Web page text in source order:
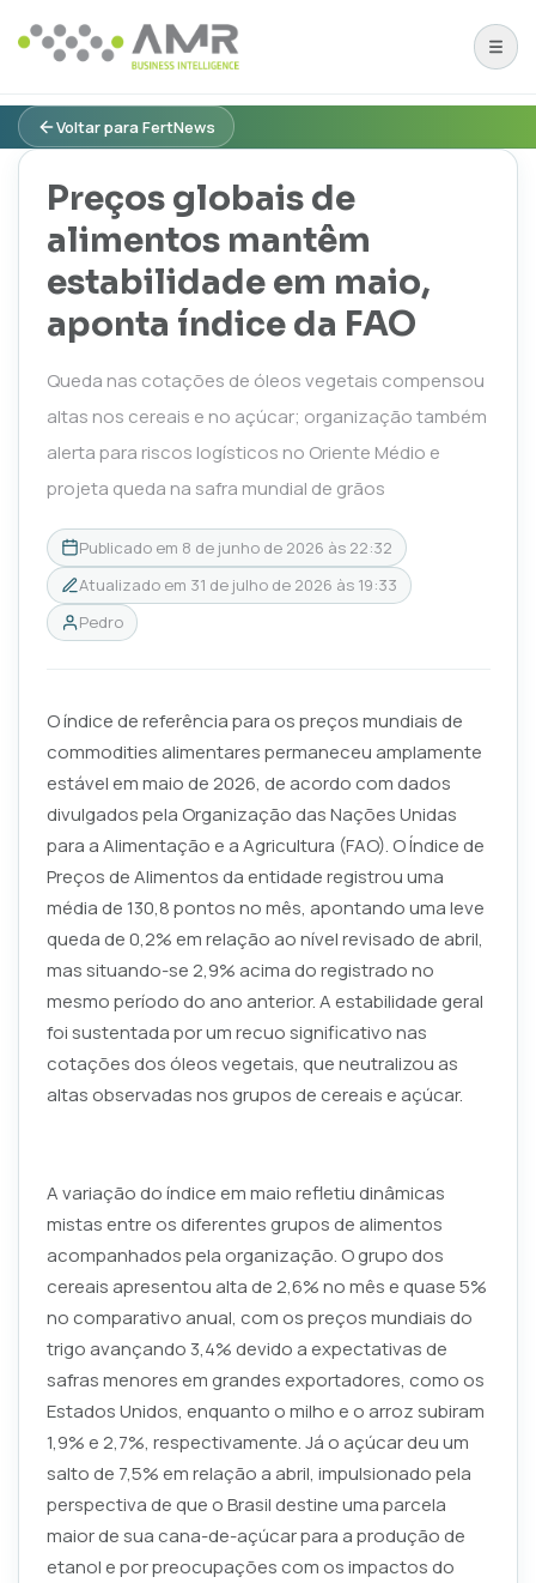
Voltar para FertNews
Preços globais de
alimentos mantêm
estabilidade em maio,
aponta índice da FAO
Queda nas cotações de óleos vegetais compensou
altas nos cereais e no açúcar; organização também
alerta para riscos logísticos no Oriente Médio e
projeta queda na safra mundial de grãos
Publicado em 8 de junho de 2026 às 22:32
Atualizado em 31 de julho de 2026 às 19:33
Pedro
O índice de referência para os preços mundiais de
commodities alimentares permaneceu amplamente
estável em maio de 2026, de acordo com dados
divulgados pela Organização das Nações Unidas
para a Alimentação e a Agricultura (FAO). O Índice de
Preços de Alimentos da entidade registrou uma
média de 130,8 pontos no mês, apontando uma leve
queda de 0,2% em relação ao nível revisado de abril,
mas situando-se 2,9% acima do registrado no
mesmo período do ano anterior. A estabilidade geral
foi sustentada por um recuo significativo nas
cotações dos óleos vegetais, que neutralizou as
altas observadas nos grupos de cereais e açúcar.
A variação do índice em maio refletiu dinâmicas
mistas entre os diferentes grupos de alimentos
acompanhados pela organização. O grupo dos
cereais apresentou alta de 2,6% no mês e quase 5%
no comparativo anual, com os preços mundiais do
trigo avançando 3,4% devido a expectativas de
safras menores em grandes exportadores, como os
Estados Unidos, enquanto o milho e o arroz subiram
1,9% e 2,7%, respectivamente. Já o açúcar deu um
salto de 7,5% em relação a abril, impulsionado pela
perspectiva de que o Brasil destine uma parcela
maior de sua cana-de-açúcar para a produção de
etanol e por preocupações com os impactos do